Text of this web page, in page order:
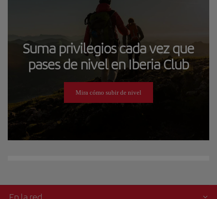
Suma privilegios cada vez que
pases de nivel en Iberia Club
Mira cómo subir de nivel